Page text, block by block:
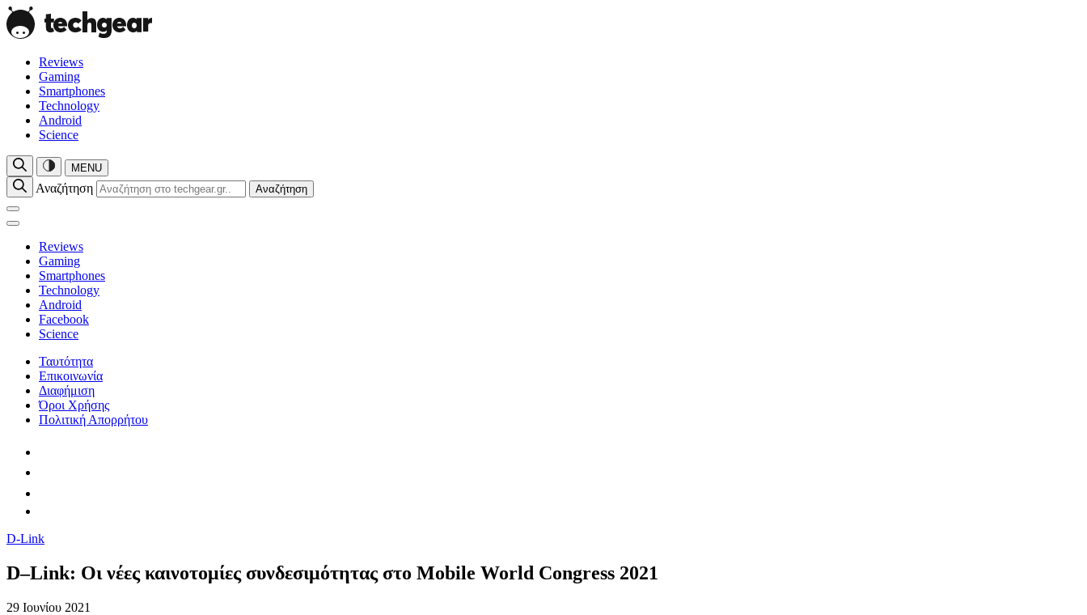
Reviews
Gaming
Smartphones
Technology
Android
Science
MENU
Αναζήτηση Αναζήτηση
Reviews
Gaming
Smartphones
Technology
Android
Facebook
Science
Ταυτότητα
Επικοινωνία
Διαφήμιση
Όροι Χρήσης
Πολιτική Απορρήτου
D-Link
D–Link: Οι νέες καινοτομίες συνδεσιμότητας στο Mobile World Congress 2021
29 Ιουνίου 2021